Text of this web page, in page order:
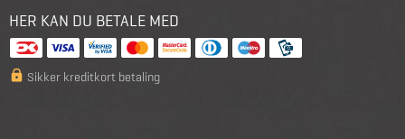
HER KAN DU BETALE MED
Sikker kreditkort betaling